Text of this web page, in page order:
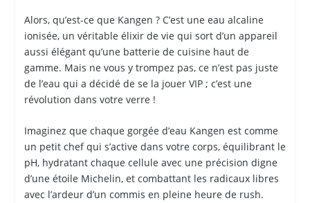
Alors, qu’est-ce que Kangen ? C’est une eau alcaline
ionisée, un véritable élixir de vie qui sort d’un appareil
aussi élégant qu’une batterie de cuisine haut de
gamme. Mais ne vous y trompez pas, ce n’est pas juste
de l’eau qui a décidé de se la jouer VIP ; c’est une
révolution dans votre verre !
Imaginez que chaque gorgée d’eau Kangen est comme
un petit chef qui s’active dans votre corps, équilibrant le
pH, hydratant chaque cellule avec une précision digne
d’une étoile Michelin, et combattant les radicaux libres
avec l’ardeur d’un commis en pleine heure de rush.